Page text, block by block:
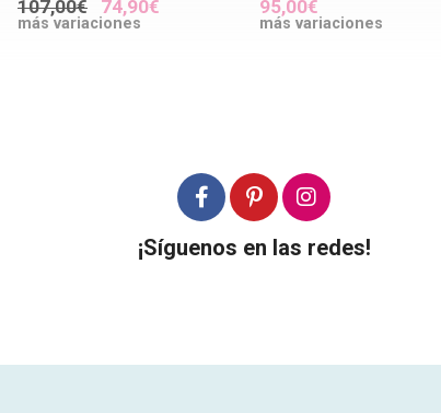
107,00€ 74,90€
más variaciones
95,00€
más variaciones
¡Síguenos en las redes!